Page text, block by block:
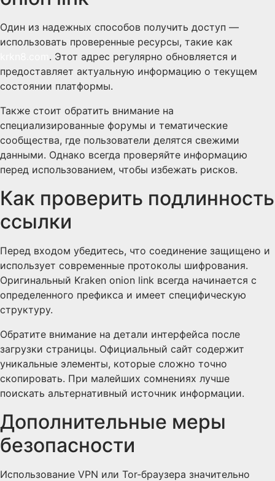
Один из надежных способов получить доступ —
использовать проверенные ресурсы, такие как
. Этот адрес регулярно обновляется и
предоставляет актуальную информацию о текущем
состоянии платформы.
Также стоит обратить внимание на
специализированные форумы и тематические
сообщества, где пользователи делятся свежими
данными. Однако всегда проверяйте информацию
перед использованием, чтобы избежать рисков.
Как проверить подлинность
ссылки
Перед входом убедитесь, что соединение защищено и
использует современные протоколы шифрования.
Оригинальный Kraken onion link всегда начинается с
определенного префикса и имеет специфическую
структуру.
Обратите внимание на детали интерфейса после
загрузки страницы. Официальный сайт содержит
уникальные элементы, которые сложно точно
скопировать. При малейших сомнениях лучше
поискать альтернативный источник информации.
Дополнительные меры
безопасности
Использование VPN или Tor-браузера значительно